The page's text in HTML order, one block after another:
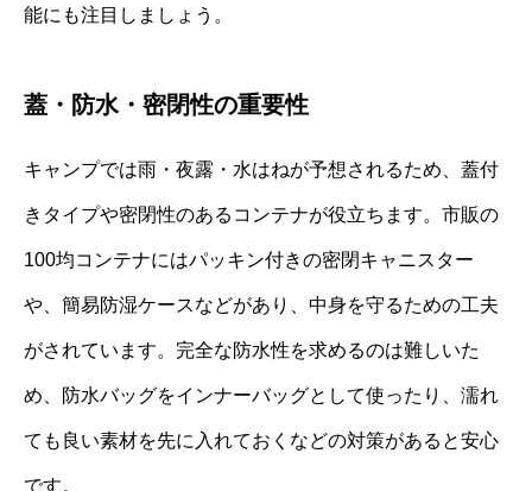
能にも注目しましょう。
蓋・防水・密閉性の重要性
キャンプでは雨・夜露・水はねが予想されるため、蓋付
きタイプや密閉性のあるコンテナが役立ちます。市販の
100均コンテナにはパッキン付きの密閉キャニスター
や、簡易防湿ケースなどがあり、中身を守るための工夫
がされています。完全な防水性を求めるのは難しいた
め、防水バッグをインナーバッグとして使ったり、濡れ
ても良い素材を先に入れておくなどの対策があると安心
です。